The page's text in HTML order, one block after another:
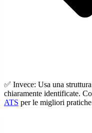
✅ Invece: Usa una
chiaramente identificate.
ATS per le migliori